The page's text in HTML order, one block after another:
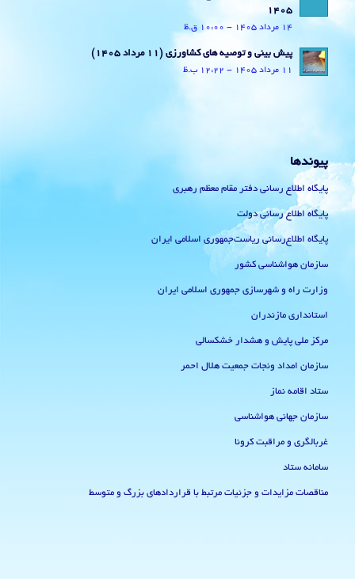
1405
14 مرداد 1405 - 10:00 ق.ظ
پیش بینی و توصیه های کشاورزی (11 مرداد ۱۴۰۵)
11 مرداد 1405 - 12:22 ب.ظ
پیوندها
پایگاه اطلاع رسانی دفتر مقام معظم رهبری
پایگاه اطلاع رسانی دولت
پایگاه اطلاع‌رسانی ریاست‌جمهوری اسلامی ایران
سازمان هواشناسی کشور
وزارت راه و شهرسازی جمهوری اسلامی ایران
استانداری مازندران
مرکز ملی پایش و هشدار خشکسالی
سازمان امداد ونجات جمعیت هلال احمر
ستاد اقامه نماز
سازمان جهانی هواشناسی
غربالگری و مراقبت کرونا
سامانه ستاد
مناقصات مزایدات و جزئیات مرتبط با قراردادهای بزرگ و متوسط